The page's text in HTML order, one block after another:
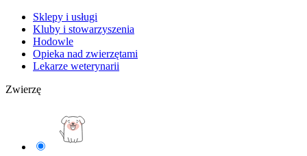
Sklepy i usługi
Kluby i stowarzyszenia
Hodowle
Opieka nad zwierzętami
Lekarze weterynarii
Zwierzę